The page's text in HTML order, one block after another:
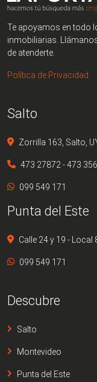
Te apoyamos en todo
inmobiliarias.
de atenderte.
Política de Privacidad
Salto
Zorrilla 163, Salto,
473 27872 - 473
099 549 171
Punta del Este
Calle 24 y 19 - Local
099 549 171
Descubre
Salto
Montevideo
Punta del Este